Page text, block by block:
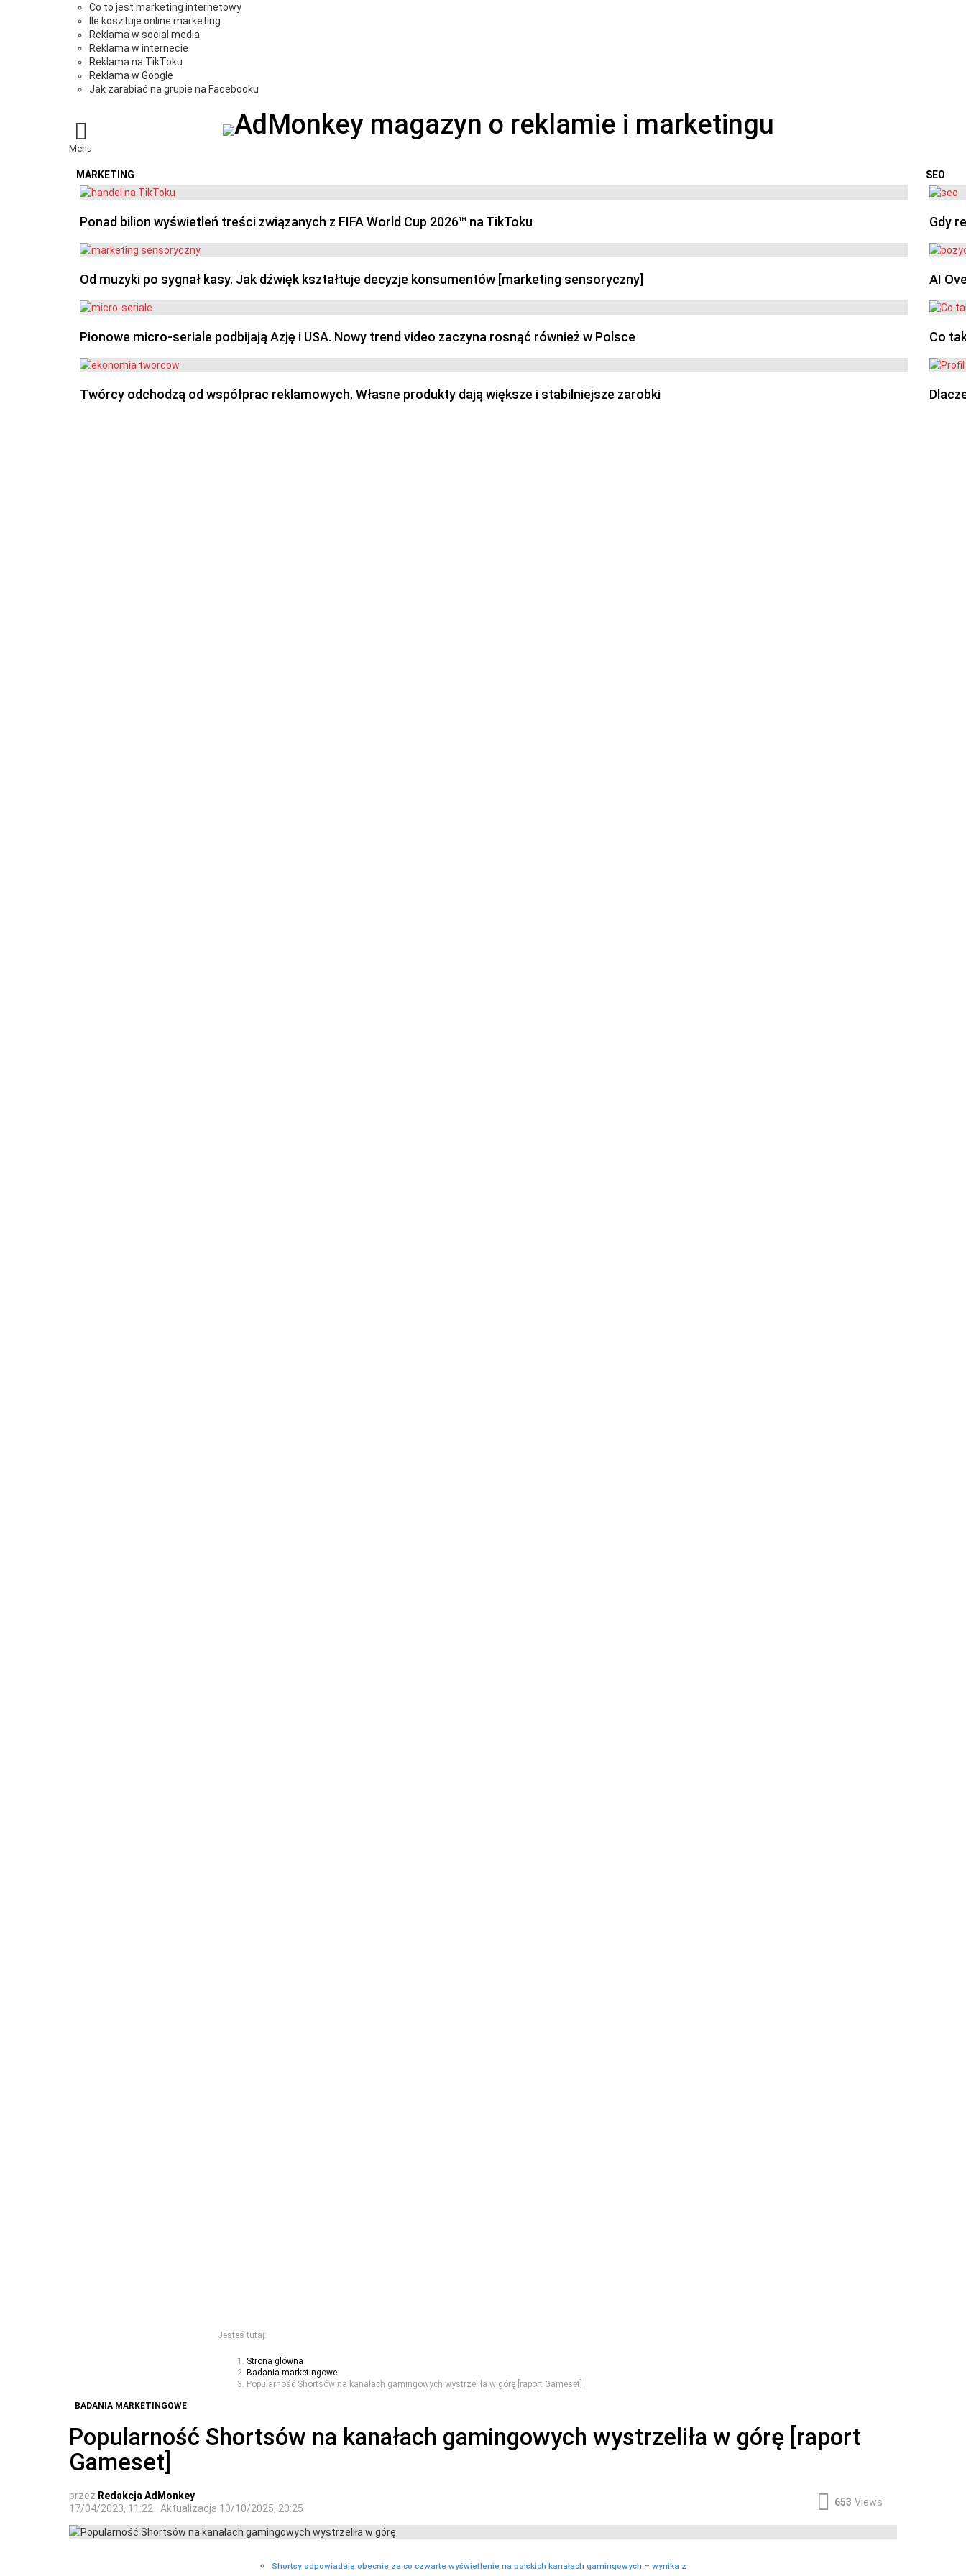
Co to jest marketing internetowy
Ile kosztuje online marketing
Reklama w social media
Reklama w internecie
Reklama na TikToku
Reklama w Google
Jak zarabiać na grupie na Facebooku
Menu magazyn o marketingu, reklamie i kreatywności
MARKETING
OSTATNIE
Ponad bilion wyświetleń treści związanych z FIFA World Cup 2026™ na TikToku
Od muzyki po sygnał kasy. Jak dźwięk kształtuje decyzje konsumentów [marketing sensoryczny]
Pionowe micro-seriale podbijają Azję i USA. Nowy trend video zaczyna rosnąć również w Polsce
Twórcy odchodzą od współprac reklamowych. Własne produkty dają większe i stabilniejsze zarobki
SEO
Gdy
AI
Co
Jesteś tutaj:
Strona główna
Badania marketingowe
Popularność Shortsów na kanałach gamingowych wystrzeliła w górę [raport Gameset]
BADANIA MARKETINGOWE
Popularność Shortsów na kanałach gamingowych wystrzeliła w górę [raport
Gameset]
przez Redakcja AdMonkey
17/04/2023, 11:22
Aktualizacja 10/10/2025, 20:25
653 Views
Shortsy odpowiadają obecnie za co czwarte wyświetlenie na polskich kanałach gamingowych – wynika z